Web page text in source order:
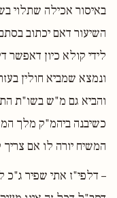
באיסור אכילה שתלוי
השיעור דאם יכתוב
לידי קולא כיון דאפשר
ונמצא שמביא חולין
והביא גם מ"ש בשו"ת
כשיבנה ביהמ"ק מלך
המשיח יורה לו אם צריך
– דלפי"ז אתי שפיר ג"כ